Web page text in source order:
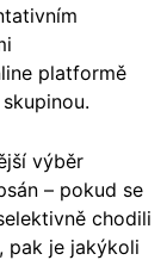
platformě
výběr
– pokud se
chodili
pak je jakýkoli